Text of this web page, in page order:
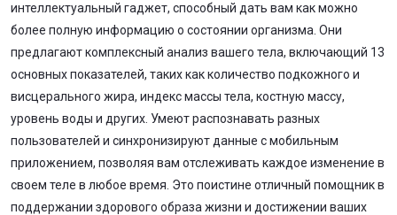
интеллектуальный гаджет, способный дать вам как можно
более полную информацию о состоянии организма. Они
предлагают комплексный анализ вашего тела, включающий 13
основных показателей, таких как количество подкожного и
висцерального жира, индекс массы тела, костную массу,
уровень воды и других. Умеют распознавать разных
пользователей и синхронизируют данные с мобильным
приложением, позволяя вам отслеживать каждое изменение в
своем теле в любое время. Это поистине отличный помощник в
поддержании здорового образа жизни и достижении ваших